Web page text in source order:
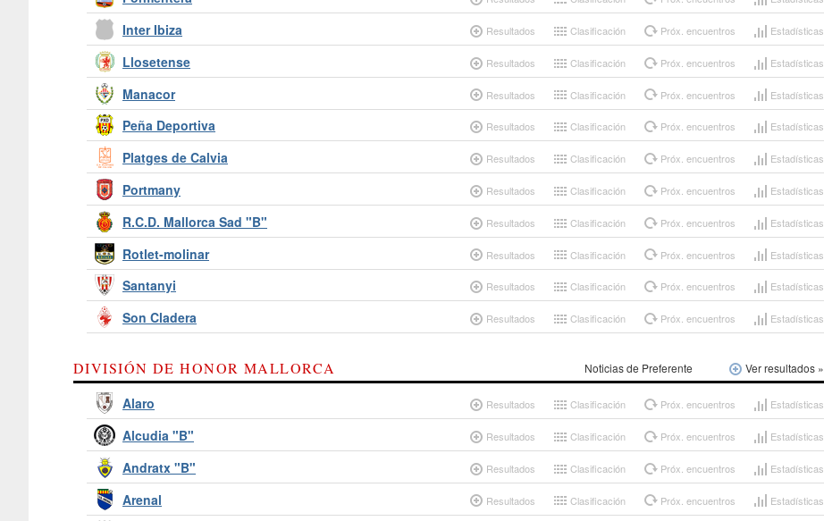
Estadísticas
Próx. encuentros
Clasificación
Resultados
Inter Ibiza
Estadísticas
Próx. encuentros
Clasificación
Resultados
Llosetense
Estadísticas
Próx. encuentros
Clasificación
Resultados
Manacor
Estadísticas
Próx. encuentros
Clasificación
Resultados
Peña Deportiva
Estadísticas
Próx. encuentros
Clasificación
Resultados
Platges de Calvia
Estadísticas
Próx. encuentros
Clasificación
Resultados
Portmany
Estadísticas
Próx. encuentros
Clasificación
Resultados
R.C.D. Mallorca Sad "B"
Estadísticas
Próx. encuentros
Clasificación
Resultados
Rotlet-molinar
Estadísticas
Próx. encuentros
Clasificación
Resultados
Santanyi
Estadísticas
Próx. encuentros
Clasificación
Resultados
Son Cladera
Ver resultados »
Noticias de Preferente
DIVISIÓN DE HONOR MALLORCA
Estadísticas
Próx. encuentros
Clasificación
Resultados
Alaro
Estadísticas
Próx. encuentros
Clasificación
Resultados
Alcudia "B"
Estadísticas
Próx. encuentros
Clasificación
Resultados
Andratx "B"
Estadísticas
Próx. encuentros
Clasificación
Resultados
Arenal